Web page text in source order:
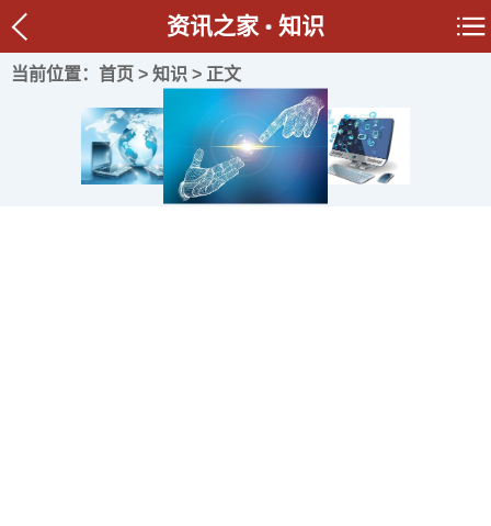
资讯之家 知识
当前位置： 首页 > 知识 > 正文